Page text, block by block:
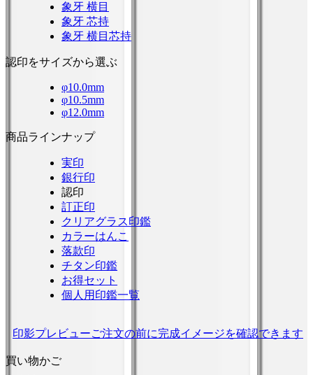
象牙 横目
象牙 芯持
象牙 横目芯持
認印をサイズから選ぶ
φ10.0mm
φ10.5mm
φ12.0mm
商品ラインナップ
実印
銀行印
認印
訂正印
クリアグラス印鑑
カラーはんこ
落款印
チタン印鑑
お得セット
個人用印鑑一覧
印影プレビューご注文の前に完成イメージを確認できます
買い物かご